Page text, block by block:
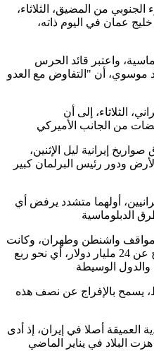
من المضيق، الثلاثاء،
عمان في اليوم ذاته،
واعتبر قائد الحرس
موسوي، أن "التفاوض مع العدو
الثلاثاء، إلى أن
إيرانية ليل الإثنين،
ودور رئيس البرلمان كبير
أولهما متشدد يرفض أي
واشنطن وطهران، وكانت
نقطة الخلاف الرئيسية خلال زيارة قاليباف إلى قطر هي الإفراج عن 24 مليار دولار، أي نحو ربع
يسمح بالإفراج عن نصف هذه
العميقة أصلا في إيران، إذ أدى